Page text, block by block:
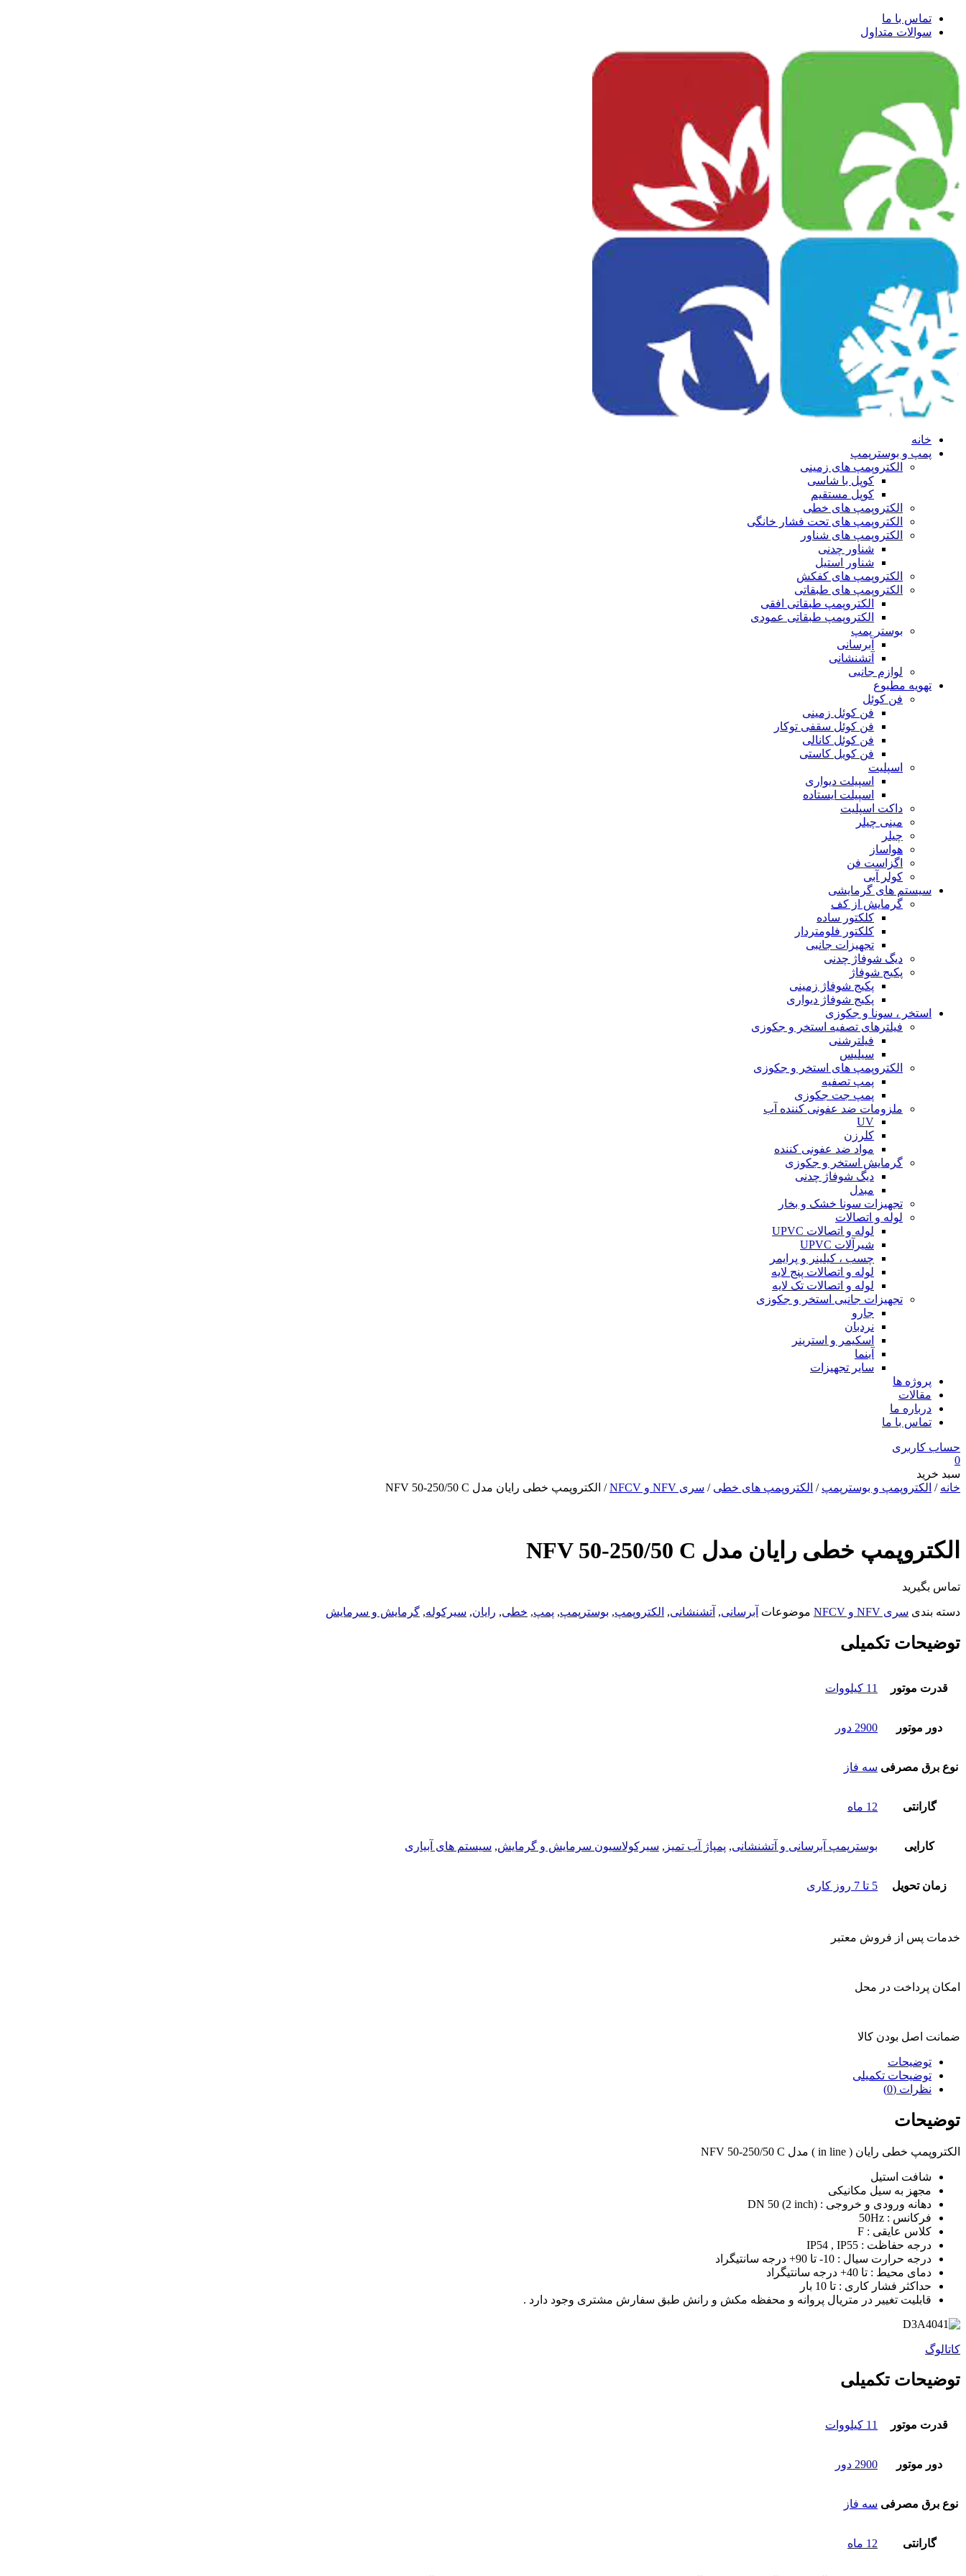
تماس با ما
سوالات متداول
خانه
پمپ و بوسترپمپ
الکتروپمپ های زمینی
کوپل با شاسی
کوپل مستقیم
الکتروپمپ های خطی
الکتروپمپ های تحت فشار خانگی
الکتروپمپ های شناور
شناور چدنی
شناور استیل
الکتروپمپ های کفکش
الکتروپمپ های طبقاتی
الکتروپمپ طبقاتی افقی
الکتروپمپ طبقاتی عمودی
بوستر پمپ
آبرسانی
آتشنشانی
لوازم جانبی
تهویه مطبوع
فن کوئل
فن کوئل زمینی
فن کوئل سقفی توکار
فن کوئل کانالی
فن کویل کاستی
اسپلیت
اسپیلت دیواری
اسپیلت ایستاده
داکت اسپلیت
مینی چیلر
چیلر
هواساز
اگزاست فن
کولر آبی
سیستم های گرمایشی
گرمایش از کف
کلکتور ساده
کلکتور فلومتردار
تجهیزات جانبی
دیگ شوفاژ چدنی
پکیج شوفاژ
پکیج شوفاژ زمینی
پکیج شوفاژ دیواری
استخر ، سونا و جکوزی
فیلترهای تصفیه استخر و جکوزی
فیلترشنی
سیلیس
الکتروپمپ های استخر و جکوزی
پمپ تصفیه
پمپ جت جکوزی
ملزومات ضد عفونی کننده آب
UV
کلرزن
مواد ضد عفونی کننده
گرمایش استخر و جکوزی
دیگ شوفاژ چدنی
مبدل
تجهیزات سونا خشک و بخار
لوله و اتصالات
لوله و اتصالات UPVC
شیرآلات UPVC
چسب ، کیلینر و پرایمر
لوله و اتصالات پنج لایه
لوله و اتصالات تک لایه
تجهیزات جانبی استخر و جکوزی
جارو
نردبان
اسکیمر و استرینر
آبنما
سایر تجهیزات
پروژه ها
مقالات
درباره ما
تماس با ما
حساب کاربری
0
سبد خرید
خانه / الکتروپمپ و بوسترپمپ / الکتروپمپ های خطی / سری NFV و NFCV / الکتروپمپ خطی رایان مدل NFV 50-250/50 C
الکتروپمپ خطی رایان مدل NFV 50-250/50 C
تماس بگیرید
دسته بندی سری NFV و NFCV موضوعات آبرسانی, آتشنشانی, الکتروپمپ, بوسترپمپ, پمپ, خطی, رایان, سیرکوله, گرمایش و سرمایش
توضیحات تکمیلی
قدرت موتور 11 کیلووات
دور موتور 2900 دور
نوع برق مصرفی سه فاز
گارانتی 12 ماه
کارایی بوسترپمپ آبرسانی و آتشنشانی, پمپاژ آب تمیز , سیرکولاسیون سرمایش و گرمایش, سیستم های آبیاری
زمان تحویل 5 تا 7 روز کاری
خدمات پس از فروش معتبر
امکان پرداخت در محل
ضمانت اصل بودن کالا
توضیحات
توضیحات تکمیلی
نظرات (0)
توضیحات
الکتروپمپ خطی رایان ( in line ) مدل NFV 50-250/50 C
شافت استیل
مجهز به سیل مکانیکی
دهانه ورودی و خروجی : DN 50 (2 inch)
فرکانس : 50Hz
کلاس عایقی : F
درجه حفاظت : IP54 , IP55
درجه حرارت سیال : 10- تا 90+ درجه سانتیگراد
دمای محیط : تا 40+ درجه سانتیگراد
حداکثر فشار کاری : تا 10 بار
قابلیت تغییر در متریال پروانه و محفظه مکش و رانش طبق سفارش مشتری وجود دارد .
کاتالوگ
توضیحات تکمیلی
قدرت موتور 11 کیلووات
دور موتور 2900 دور
نوع برق مصرفی سه فاز
گارانتی 12 ماه